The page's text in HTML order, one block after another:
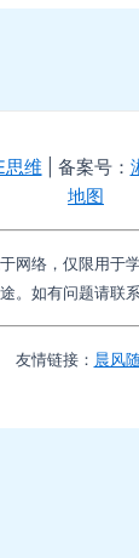
思维 | 备案号：
地图
网络，仅限用于
。如有问题请联
友情链接： 晨风